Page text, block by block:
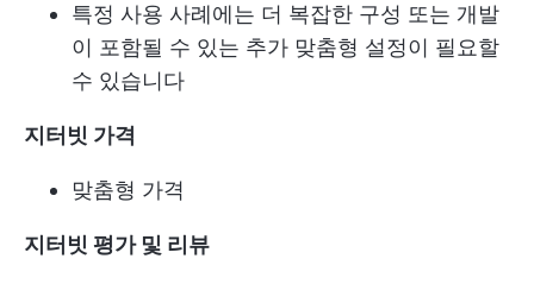
특정 사용 사례에는 더 복잡한 구성 또는 개발
이 포함될 수 있는 추가 맞춤형 설정이 필요할
수 있습니다
지터빗 가격
맞춤형 가격
지터빗 평가 및 리뷰